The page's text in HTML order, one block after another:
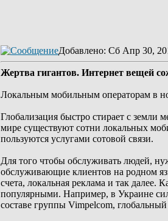
Добавлено: Сб Апр 30,
Жертва гигантов. Интернет вещей
Локальным мобильным операторам в
Глобализация быстро стирает с
мире существуют сотни локальных
пользуются услугами сотовой связи.
Для того чтобы обслуживать людей,
обслуживающие клиентов на родном
счета, локальная реклама и так далее.
популярными. Например, в Украине
составе группы Vimpelcom,